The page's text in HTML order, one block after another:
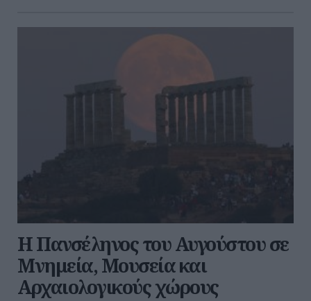
Η Πανσέληνος του Αυγούστου σε
Μνημεία, Μουσεία και
Αρχαιολογικούς χώρους